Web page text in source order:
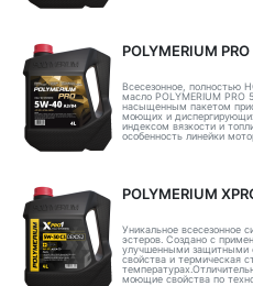
POLYMERIUM
Всесезонное, полностью
масло POLYMERIUM PRO
насыщенным пакетом
моющих и
индексом вязкости и
особенность линейки
POLYMERIUM
Уникальное всесезонное
эстеров. Создано с
улучшенными защитными
свойства и термическая
моющие свойства по